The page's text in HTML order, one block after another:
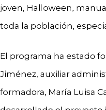
joven, Halloween,
toda la población,
El programa ha estado
Jiménez, auxiliar
formadora, María Luisa